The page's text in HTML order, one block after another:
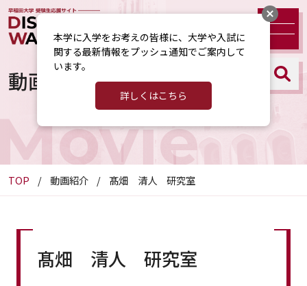
動画紹介
TOP 動画紹介 髙畑 清人 研究室
髙畑 清人 研究室
本学に入学をお考えの皆様に、大学や入試に
関する最新情報をプッシュ通知でご案内して
います。
詳しくはこちら